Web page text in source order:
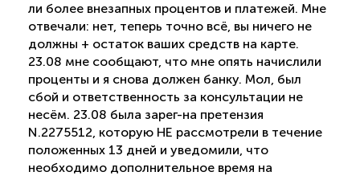
ли более внезапных процентов и платежей. Мне
отвечали: нет, теперь точно всё, вы ничего не
должны + остаток ваших средств на карте.
23.08 мне сообщают, что мне опять начислили
проценты и я снова должен банку. Мол, был
сбой и ответственность за консультации не
несём. 23.08 была зарег-на претензия
N.2275512, которую НЕ рассмотрели в течение
положенных 13 дней и уведомили, что
необходимо дополнительное время на